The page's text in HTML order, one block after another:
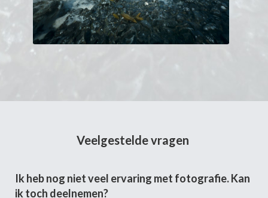
Veelgestelde vragen
Ik heb nog niet veel ervaring met fotografie. Kan
ik toch deelnemen?